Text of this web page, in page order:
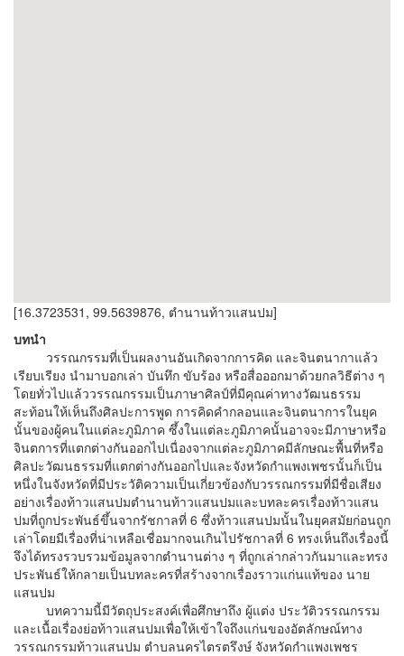
[16.3723531, 99.5639876, ตำนานท้าวแสนปม]
บทนำ
วรรณกรรมที่เป็นผลงานอันเกิดจากการคิด และจินตนากาแล้ว
เรียบเรียง นำมาบอกเล่า บันทึก ขับร้อง หรือสื่อออกมาด้วยกลวิธีต่าง ๆ
โดยทั่วไปแล้ววรรณกรรมเป็นภาษาศิลป์ที่มีคุณค่าทางวัฒนธรรม
สะท้อนให้เห็นถึงศิลปะการพูด การคิดคำกลอนและจินตนาการในยุค
นั้นของผู้คนในแต่ละภูมิภาค ซึ้งในแต่ละภูมิภาคนั้นอาจจะมีภาษาหรือ
จินตการที่แตกต่างกันออกไปเนื่องจากแต่ละภูมิภาคมีลักษณะพื้นที่หรือ
ศิลปะวัฒนธรรมที่แตกต่างกันออกไปและจังหวัดกำแพงเพชรนั้นก็เป็น
หนึ่งในจังหวัดที่มีประวัติความเป็นเกี่ยวข้องกับวรรณกรรมที่มีชื่อเสียง
อย่างเรื่องท้าวแสนปมตำนานท้าวแสนปมและบทละครเรื่องท้าวแสน
ปมที่ถูกประพันธ์ขึ้นจากรัชกาลที่ 6 ซึ่งท้าวแสนปมนั้นในยุคสมัยก่อนถูก
เล่าโดยมีเรื่องที่น่าเหลือเชื่อมากจนเกินไปรัชกาลที่ 6 ทรงเห็นถึงเรื่องนี้
จึงได้ทรงรวบรวมข้อมูลจากตำนานต่าง ๆ ที่ถูกเล่ากล่าวกันมาและทรง
ประพันธ์ให้กลายเป็นบทละครที่สร้างจากเรื่องราวแก่นแท้ของ นาย
แสนปม
บทความนี้มีวัตถุประสงค์เพื่อศึกษาถึง ผู้แต่ง ประวัติวรรณกรรม
และเนื้อเรื่องย่อท้าวแสนปมเพื่อให้เข้าใจถึงแก่นของอัตลักษณ์ทาง
วรรณกรรมท้าวแสนปม ตำบลนครไตรตรึงษ์ จังหวัดกำแพงเพชร